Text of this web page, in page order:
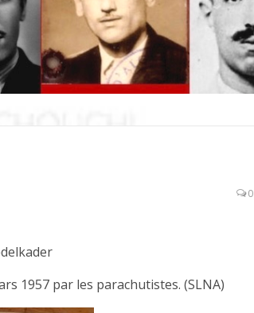
0
1957 par les parachutistes. (SLNA)